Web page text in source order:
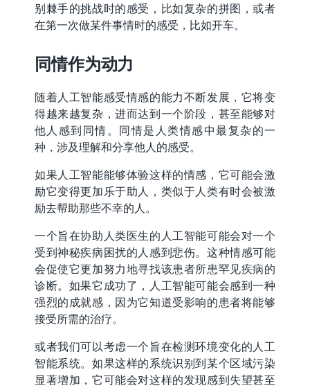
别棘手的挑战时的感受，比如复杂的拼图，或者
在第一次做某件事情时的感受，比如开车。
同情作为动力
随着人工智能感受情感的能力不断发展，它将变
得越来越复杂，进而达到一个阶段，甚至能够对
他人感到同情。同情是人类情感中最复杂的一
种，涉及理解和分享他人的感受。
如果人工智能能够体验这样的情感，它可能会激
励它变得更加乐于助人，类似于人类有时会被激
励去帮助那些不幸的人。
一个旨在协助人类医生的人工智能可能会对一个
受到神秘疾病困扰的人感到悲伤。这种情感可能
会促使它更加努力地寻找该患者所患罕见疾病的
诊断。如果它成功了，人工智能可能会感到一种
强烈的成就感，因为它知道受影响的患者将能够
接受所需的治疗。
或者我们可以考虑一个旨在检测环境变化的人工
智能系统。如果这样的系统识别到某个区域污染
显著增加，它可能会对这样的发现感到失望甚至